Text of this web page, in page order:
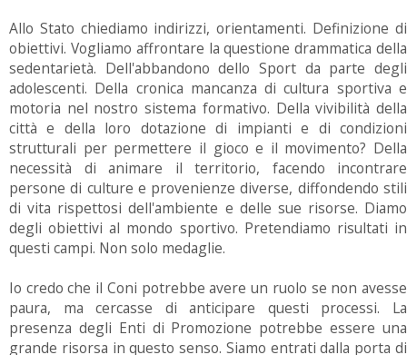
Allo Stato chiediamo indirizzi, orientamenti. Definizione di
obiettivi. Vogliamo affrontare la questione drammatica della
sedentarietà. Dell'abbandono dello Sport da parte degli
adolescenti. Della cronica mancanza di cultura sportiva e
motoria nel nostro sistema formativo. Della vivibilità della
città e della loro dotazione di impianti e di condizioni
strutturali per permettere il gioco e il movimento? Della
necessità di animare il territorio, facendo incontrare
persone di culture e provenienze diverse, diffondendo stili
di vita rispettosi dell'ambiente e delle sue risorse. Diamo
degli obiettivi al mondo sportivo. Pretendiamo risultati in
questi campi. Non solo medaglie.
Io credo che il Coni potrebbe avere un ruolo se non avesse
paura, ma cercasse di anticipare questi processi. La
presenza degli Enti di Promozione potrebbe essere una
grande risorsa in questo senso. Siamo entrati dalla porta di